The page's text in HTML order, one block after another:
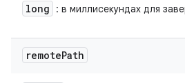
long : в миллисекундах для
remotePath